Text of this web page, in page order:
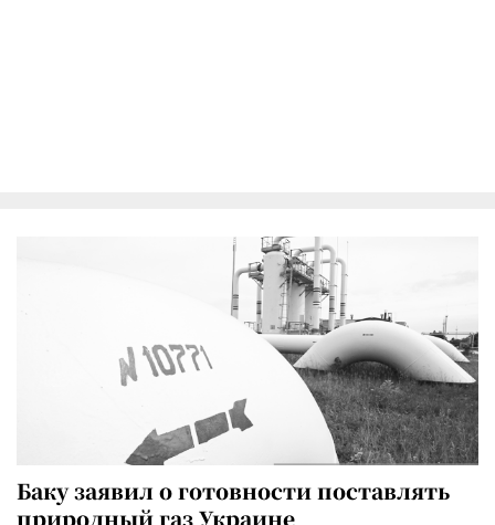
Баку заявил о готовности поставлять
природный газ Украине